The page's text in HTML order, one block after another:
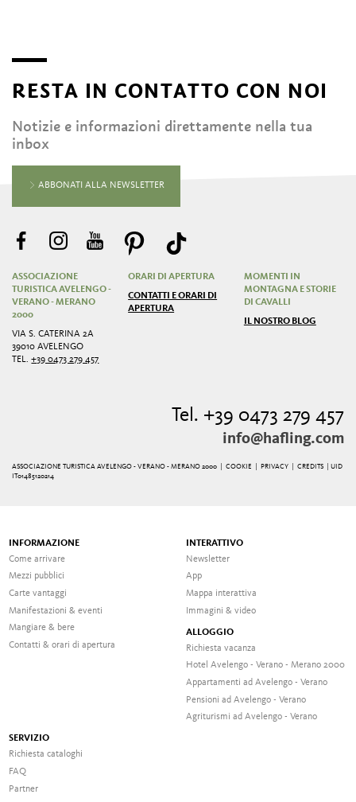
RESTA IN CONTATTO CON NOI
Notizie e informazioni direttamente nella tua
inbox
ABBONATI ALLA NEWSLETTER
ASSOCIAZIONE
TURISTICA AVELENGO -
VERANO - MERANO
2000
VIA S. CATERINA 2A
39010 AVELENGO
TEL.+39 0473 279 457
ORARI DI APERTURA
CONTATTI E ORARI DI
APERTURA
MOMENTI IN
MONTAGNA E STORIE
DI CAVALLI
IL NOSTRO BLOG
Tel. +39 0473 279 457
info@hafling.com
ASSOCIAZIONE TURISTICA AVELENGO - VERANO - MERANO 2000 | COOKIE PRIVACY |CREDITS
| UID
IT01485120214
INFORMAZIONE
Come arrivare
Mezzi pubblici
Carte vantaggi
Manifestazioni & eventi
Mangiare & bere
Contatti & orari di apertura
INTERATTIVO
Newsletter
App
Mappa interattiva
Immagini & video
ALLOGGIO
Richiesta vacanza
Hotel Avelengo - Verano - Merano 2000
Appartamenti ad Avelengo - Verano
Pensioni ad Avelengo - Verano
Agriturismi ad Avelengo - Verano
SERVIZIO
Richiesta cataloghi
FAQ
Partner